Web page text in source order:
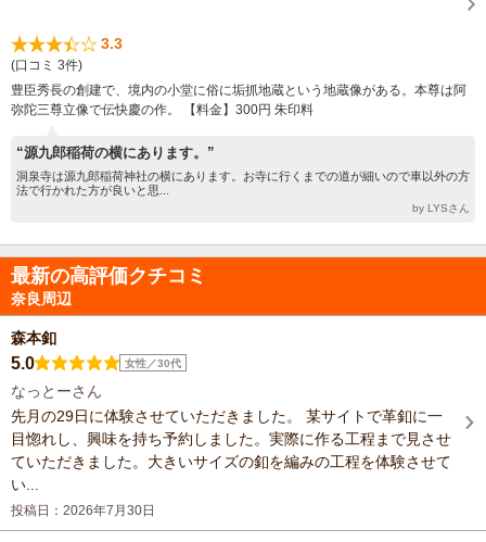
3.3
(口コミ 3件)
豊臣秀長の創建で、境内の小堂に俗に垢抓地蔵という地蔵像がある。本尊は阿
弥陀三尊立像で伝快慶の作。 【料金】300円 朱印料
“源九郎稲荷の横にあります。”
洞泉寺は源九郎稲荷神社の横にあります。お寺に行くまでの道が細いので車以外の方
法で行かれた方が良いと思...
by LYSさん
最新の高評価クチコミ
奈良周辺
森本釦
5.0 女性／30代
なっとーさん
先月の29日に体験させていただきました。 某サイトで革釦に一
目惚れし、興味を持ち予約しました。実際に作る工程まで見させ
ていただきました。大きいサイズの釦を編みの工程を体験させて
い...
投稿日：2026年7月30日